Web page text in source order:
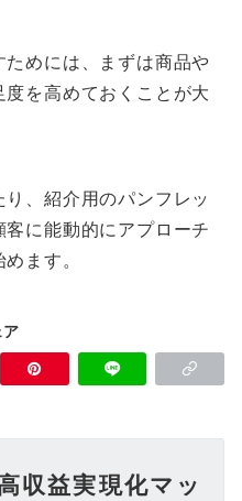
めには、まずは商品や
を高めておくことが大
、紹介用のパンフレッ
客に能動的にアプローチ
ます。
ア
収益実現化マッ